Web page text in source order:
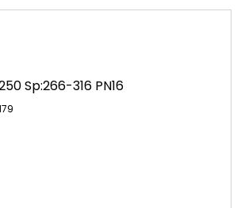
Sp:266-316 PN16